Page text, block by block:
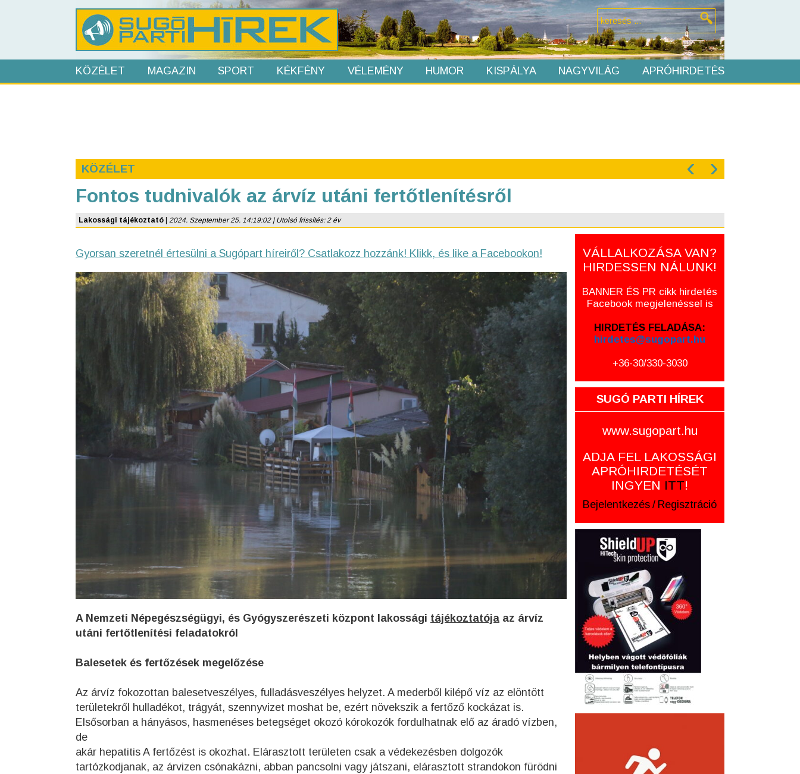
KÖZÉLET MAGAZIN SPORT KÉKFÉNY VÉLEMÉNY HUMOR KISPÁLYA NAGYVILÁG APRÓHIRDETÉS
KÖZÉLET ‹ ›
Fontos tudnivalók az árvíz utáni fertőtlenítésről
Lakossági tájékoztató 2024. Szeptember 25. 14:19:02 | Utolsó frissítés: 2 év
Gyorsan szeretnél értesülni a Sugópart híreiről? Csatlakozz hozzánk! Klikk, és like a Facebookon!
A Nemzeti Népegészségügyi, és Gyógyszerészeti központ lakossági tájékoztatója az árvíz
utáni fertőtlenítési feladatokról
Balesetek és fertőzések megelőzése
Az árvíz fokozottan balesetveszélyes, fulladásveszélyes helyzet. A mederből kilépő víz az elöntött
területekről hulladékot, trágyát, szennyvizet moshat be, ezért növekszik a fertőző kockázat is.
Elsősorban a hányásos, hasmenéses betegséget okozó kórokozók fordulhatnak elő az áradó vízben,
de
akár hepatitis A fertőzést is okozhat. Elárasztott területen csak a védekezésben dolgozók
tartózkodjanak, az árvizen csónakázni, abban pancsolni vagy játszani, elárasztott strandokon fürödni
VÁLLALKOZÁSA VAN?
HIRDESSEN NÁLUNK!
BANNER ÉS PR cikk hirdetés
Facebook megjelenéssel is
HIRDETÉS FELADÁSA:
hirdetes@sugopart.hu
+36-30/330-3030
SUGÓ PARTI HÍREK
www.sugopart.hu
ADJA FEL LAKOSSÁGI
APRÓHIRDETÉSÉT
INGYEN ITT!
Bejelentkezés / Regisztráció